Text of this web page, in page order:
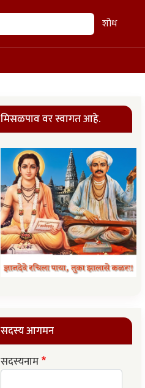
शोध
मिसळपाव वर स्वागत आहे.
सदस्य आगमन
सदस्यनाम